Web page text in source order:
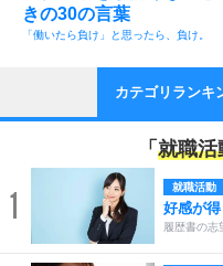
きの30の言葉
「働いたら負け」と思ったら、負け。
カテゴリランキ
「 就職活
1 就職活動
好感が得
履歴書の